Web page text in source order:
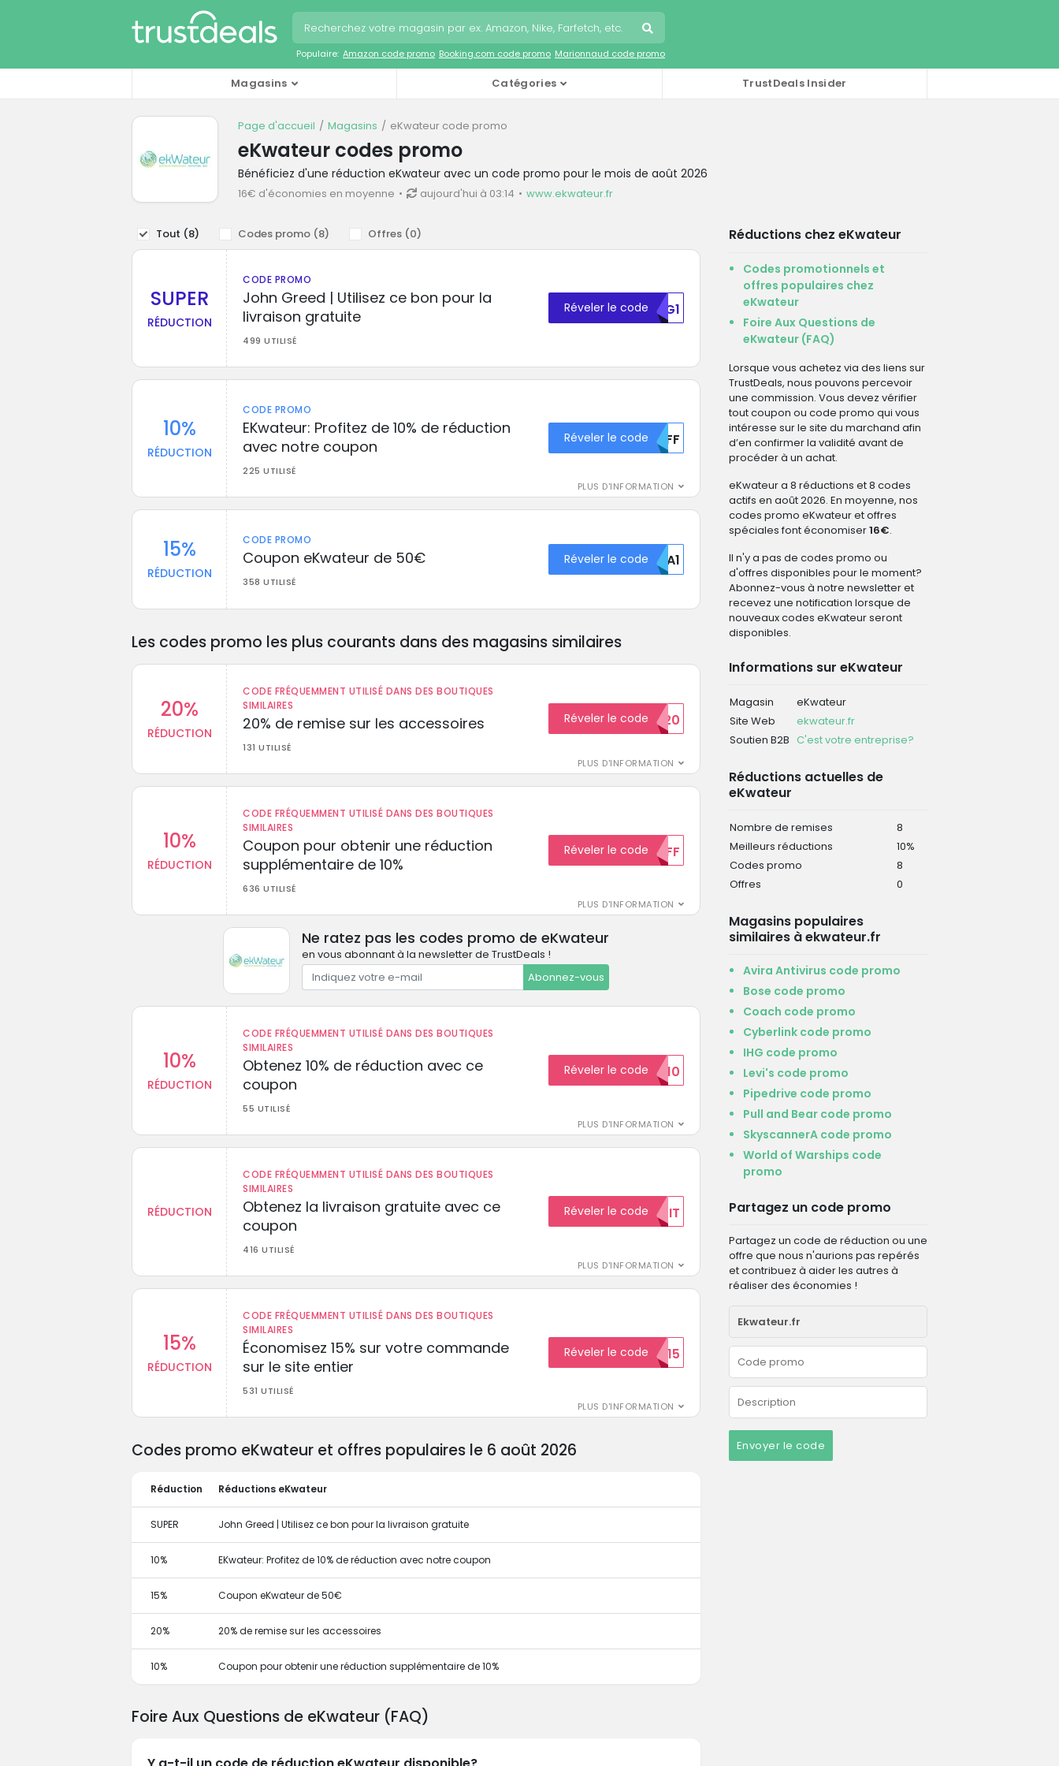
Populaire: Amazon code promo Booking.com code promo Marionnaud code promo
Magasins Catégories TrustDeals Insider
Page d'accueil Magasins eKwateur code promo
eKwateur codes promo
Bénéficiez d'une réduction eKwateur avec un code promo pour le mois de août 2026
16€ d'économies en moyenne aujourd'hui à 03:14 www.ekwateur.fr
Tout (8) Codes promo (8) Offres (0)
SUPER
RÉDUCTION
CODE PROMO
John Greed | Utilisez ce bon pour la
livraison gratuite
499 UTILISÉ
Réveler le code NTG1
10%
RÉDUCTION
CODE PROMO
EKwateur: Profitez de 10% de réduction
avec notre coupon
225 UTILISÉ
PLUS D'INFORMATION
Réveler le codeMDFF
15%
RÉDUCTION
CODE PROMO
Coupon eKwateur de 50€
358 UTILISÉ
Réveler le code NTA1
Les codes promo les plus courants dans des magasins similaires
20%
RÉDUCTION
CODE FRÉQUEMMENT UTILISÉ DANS DES BOUTIQUES
SIMILAIRES
20% de remise sur les accessoires
131 UTILISÉ
PLUS D'INFORMATION
Réveler le code
BIENVENUE20
10%
RÉDUCTION
CODE FRÉQUEMMENT UTILISÉ DANS DES BOUTIQUES
SIMILAIRES
Coupon pour obtenir une réduction
supplémentaire de 10%
636 UTILISÉ
PLUS D'INFORMATION
Réveler le code10%OFF
Ne ratez pas les codes promo de eKwateur
en vous abonnant à la newsletter de TrustDeals !
Abonnez-vous
10%
RÉDUCTION
CODE FRÉQUEMMENT UTILISÉ DANS DES BOUTIQUES
SIMILAIRES
Obtenez 10% de réduction avec ce
coupon
55 UTILISÉ
PLUS D'INFORMATION
Réveler le code
REDUCTION10
RÉDUCTION
CODE FRÉQUEMMENT UTILISÉ DANS DES BOUTIQUES
SIMILAIRES
Obtenez la livraison gratuite avec ce
coupon
416 UTILISÉ
PLUS D'INFORMATION
Réveler le codeGRATUIT
15%
RÉDUCTION
CODE FRÉQUEMMENT UTILISÉ DANS DES BOUTIQUES
SIMILAIRES
Économisez 15% sur votre commande
sur le site entier
531 UTILISÉ
PLUS D'INFORMATION
Réveler le codeECON15
Réductions chez eKwateur
Codes promotionnels et
offres populaires chez
eKwateur
Foire Aux Questions de
eKwateur (FAQ)
Lorsque vous achetez via des liens sur
TrustDeals, nous pouvons percevoir
une commission. Vous devez vérifier
tout coupon ou code promo qui vous
intéresse sur le site du marchand afin
d’en confirmer la validité avant de
procéder à un achat.
eKwateur a 8 réductions et 8 codes
actifs en août 2026. En moyenne, nos
codes promo eKwateur et offres
spéciales font économiser16€.
Il n'y a pas de codes promo ou
d'offres disponibles pour le moment?
Abonnez-vous à notre newsletter et
recevez une notification lorsque de
nouveaux codes eKwateur seront
disponibles.
Informations sur eKwateur
Magasin
eKwateur
Site Web
ekwateur.fr
Soutien B2B C'est votre entreprise?
Réductions actuelles de
eKwateur
Nombre de remises
8
Meilleurs réductions
10%
Codes promo
8
Offres
0
Magasins populaires
similaires à ekwateur.fr
Avira Antivirus code promo
Bose code promo
Coach code promo
Cyberlink code promo
IHG code promo
Levi's code promo
Pipedrive code promo
Pull and Bear code promo
SkyscannerA code promo
World of Warships code
promo
Partagez un code promo
Partagez un code de réduction ou une
offre que nous n'aurions pas repérés
et contribuez à aider les autres à
réaliser des économies !
Envoyer le code
Codes promo eKwateur et offres populaires le 6 août 2026
Réduction Réductions eKwateur
SUPER John Greed | Utilisez ce bon pour la livraison gratuite
10% EKwateur: Profitez de 10% de réduction avec notre coupon
15% Coupon eKwateur de 50€
20% 20% de remise sur les accessoires
10% Coupon pour obtenir une réduction supplémentaire de 10%
Foire Aux Questions de eKwateur (FAQ)